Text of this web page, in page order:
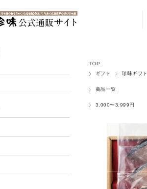
TOP
ギフト
珍味ギフト
商品一覧
3,000〜3,999円